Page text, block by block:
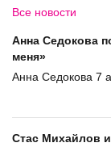
Все новости
Анна Седокова
меня»
Анна Седокова 7
Стас Михайлов